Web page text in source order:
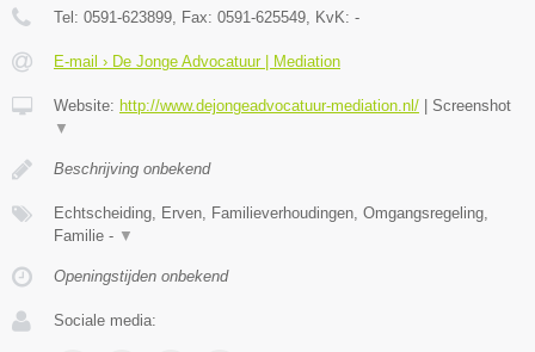
Tel: 0591-623899, Fax: 0591-625549, KvK: -
E-mail › De Jonge Advocatuur | Mediation
Website: http://www.dejongeadvocatuur-mediation.nl/
Screenshot
▼
Beschrijving onbekend
Echtscheiding, Erven, Familieverhoudingen, Omgangsregeling,
Familie - ▼
Openingstijden onbekend
Sociale media: